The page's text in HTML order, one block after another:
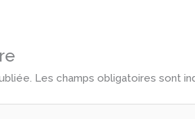
Les champs obligatoires sont